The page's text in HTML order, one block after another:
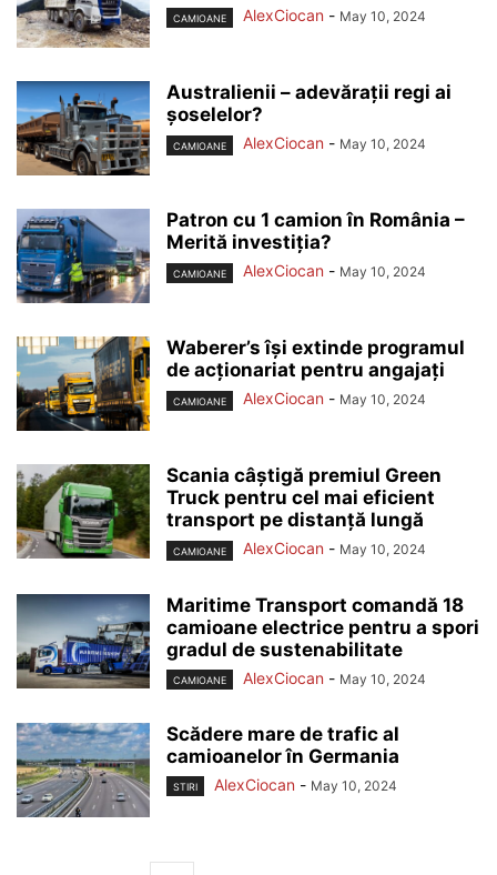
CAMIOANE AlexCiocan - May 10, 2024
Australienii – adevărații regi ai
șoselelor?
CAMIOANE AlexCiocan - May 10, 2024
Patron cu 1 camion în România –
Merită investiția?
CAMIOANE AlexCiocan - May 10, 2024
Waberer’s își extinde programul
de acționariat pentru angajați
CAMIOANE AlexCiocan - May 10, 2024
Scania câștigă premiul Green
Truck pentru cel mai eficient
transport pe distanță lungă
CAMIOANE AlexCiocan - May 10, 2024
Maritime Transport comandă 18
camioane electrice pentru a spori
gradul de sustenabilitate
CAMIOANE AlexCiocan - May 10, 2024
Scădere mare de trafic al
camioanelor în Germania
STIRI AlexCiocan - May 10, 2024